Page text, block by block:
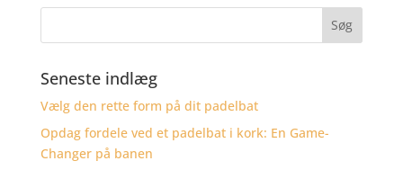
Seneste indlæg
Vælg den rette form på dit padelbat
Opdag fordele ved et padelbat i kork: En Game-
Changer på banen